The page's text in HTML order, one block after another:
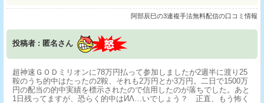
阿部辰巳の3連複手法無料配信の口コミ情報
投稿者 : 匿名さん
超神速ＧＯＤミリオンに78万円払って参加しましたが2週半に渡り25
鞍のうち的中はたったの2鞍、それも2万円とか3万円。二日で1500万
円の配当の的中実績を標示されたので信用したのが落ちでした。あと
1日残ってますが、恐らく的中はИΛ…いでしょう？ 正直、もう怖く